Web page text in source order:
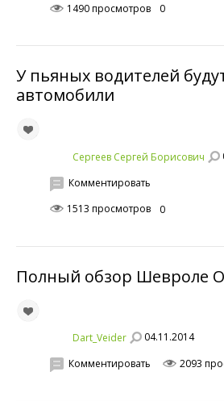
1490 просмотров
0
У пьяных водителей
автомобили
Сергеев Сергей Борисович
Комментировать
1513 просмотров
0
Полный обзор Шевроле
Dart_Veider 04.11.2014
Комментировать 2093